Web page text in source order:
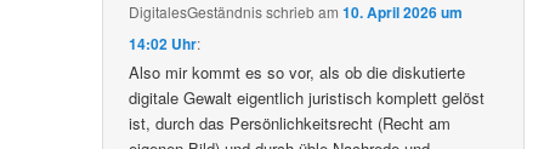
DigitalesGeständnisschriebam10. April 2026 um
14:02 Uhr:
Also mir kommt es so vor, als ob die diskutierte
digitale Gewalt eigentlich juristisch komplett gelöst
ist, durch das Persönlichkeitsrecht (Recht am